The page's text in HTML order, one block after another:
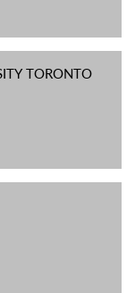
TORONTO